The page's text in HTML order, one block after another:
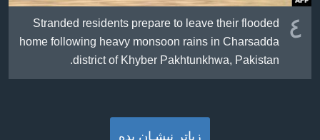
٤ Stranded residents prepare to leave their flooded
home following heavy monsoon rains in Charsadda
district of Khyber Pakhtunkhwa, Pakistan.
زیاتر نیشـان بده‌